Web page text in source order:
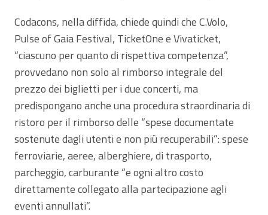
Codacons, nella diffida, chiede quindi che C.Volo,
Pulse of Gaia Festival, TicketOne e Vivaticket,
“ciascuno per quanto di rispettiva competenza”,
provvedano non solo al rimborso integrale del
prezzo dei biglietti per i due concerti, ma
predispongano anche una procedura straordinaria di
ristoro per il rimborso delle “spese documentate
sostenute dagli utenti e non più recuperabili”: spese
ferroviarie, aeree, alberghiere, di trasporto,
parcheggio, carburante “e ogni altro costo
direttamente collegato alla partecipazione agli
eventi annullati”.